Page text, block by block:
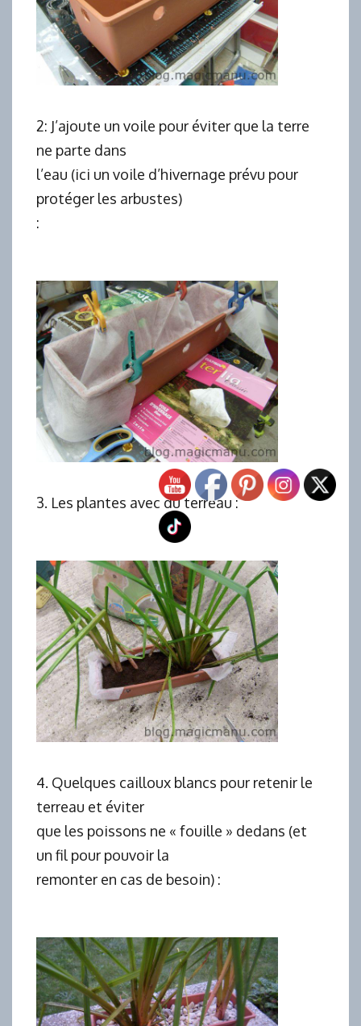
2: J’ajoute un voile pour éviter que la terre
ne parte dans
l’eau (ici un voile d’hivernage prévu pour
protéger les arbustes)
:
3. Les plantes avec du terreau :
4. Quelques cailloux blancs pour retenir le
terreau et éviter
que les poissons ne « fouille » dedans (et
un fil pour pouvoir la
remonter en cas de besoin) :